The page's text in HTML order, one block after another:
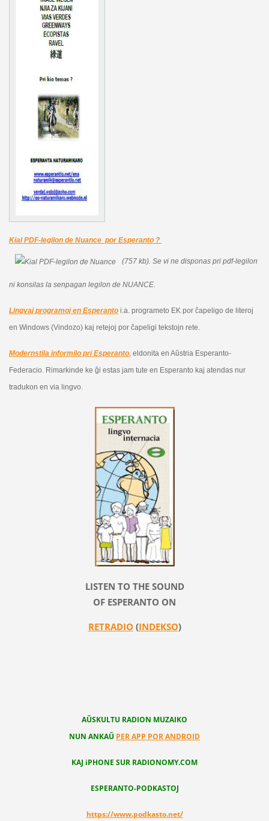
Kial PDF-legilon de Nuance por Esperanto ?
(757 kb). Se vi ne disponas pri pdf-legilon
ni konsilas la senpagan legilon de NUANCE.
Lingvaj programoj en Esperantoi.a. programeto EK por ĉapeligo de literoj
en Windows (Vindozo) kaj retejoj por ĉapeligi tekstojn rete.
Modernstila informilo pri Esperanto, eldonita en Aŭstria Esperanto-
Federacio. Rimarkinde ke ĝi estas jam tute en Esperanto kaj atendas nur
tradukon en via lingvo.
LISTEN TO THE SOUND
OF ESPERANTO ON
RETRADIO (INDEKSO)
AŬSKULTU RADION MUZAIKO
NUN ANKAŬ PER APP POR ANDROID
KAJ iPHONE SUR RADIONOMY.COM
ESPERANTO-PODKASTOJ
https://www.podkasto.net/